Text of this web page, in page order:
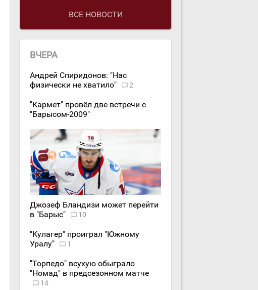
ВСЕ НОВОСТИ
ВЧЕРА
Андрей Спиридонов: "Нас
физически не хватило"
2
"Кармет" провёл две встречи с
"Барысом-2009"
Джозеф Бландизи может перейти
в "Барыс"
10
"Кулагер" проиграл "Южному
Уралу"
1
"Торпедо" всухую обыграло
"Номад" в предсезонном матче
14